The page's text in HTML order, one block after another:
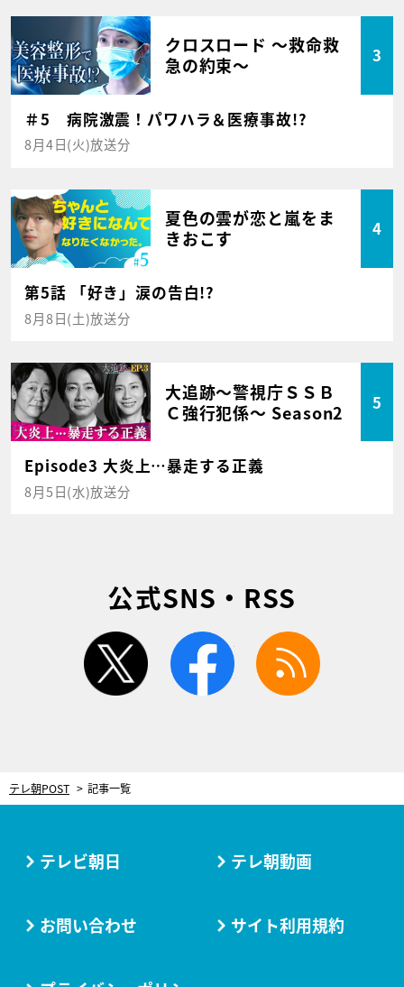
クロスロード ～救命救
急の約束～
3
＃5 病院激震！パワハラ＆医療事故!?
8月4日(火)放送分
夏色の雲が恋と嵐をま
きおこす
4
第5話 「好き」涙の告白!?
8月8日(土)放送分
大追跡～警視庁ＳＳＢ
Ｃ強行犯係～ Season2
5
Episode3 大炎上…暴走する正義
8月5日(水)放送分
公式SNS・RSS
twitter facebook
テレ朝POST 記事一覧
テレビ朝日 テレ朝動画
お問い合わせ サイト利用規約